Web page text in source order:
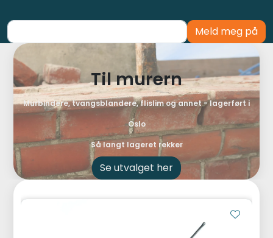
Meld meg på
Til murern
Murbindere, tvangsblandere, flislim og annet - lagerført i
Oslo
Så langt lageret rekker
Se utvalget her